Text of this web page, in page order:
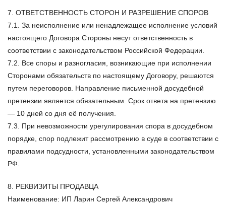
7. ОТВЕТСТВЕННОСТЬ СТОРОН И РАЗРЕШЕНИЕ СПОРОВ
7.1. За неисполнение или ненадлежащее исполнение условий
настоящего Договора Стороны несут ответственность в
соответствии с законодательством Российской Федерации.
7.2. Все споры и разногласия, возникающие при исполнении
Сторонами обязательств по настоящему Договору, решаются
путем переговоров. Направление письменной досудебной
претензии является обязательным. Срок ответа на претензию
— 10 дней со дня её получения.
7.3. При невозможности урегулирования спора в досудебном
порядке, спор подлежит рассмотрению в суде в соответствии с
правилами подсудности, установленными законодательством
РФ.
8. РЕКВИЗИТЫ ПРОДАВЦА
Наименование: ИП Ларин Сергей Александрович